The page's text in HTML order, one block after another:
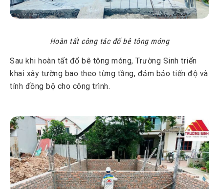
Hoàn tất công tác đổ bê tông móng
Sau khi hoàn tất đổ bê tông móng, Trường Sinh triển
khai xây tường bao theo từng tầng, đảm bảo tiến độ và
tính đồng bộ cho công trình.